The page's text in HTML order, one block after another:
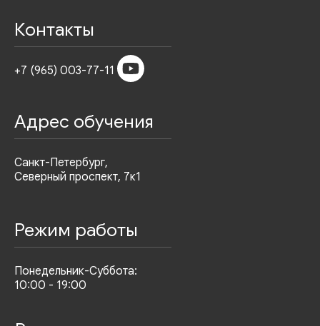
Контакты
+7 (965) 003-77-11
Адрес обучения
Санкт-Петербург,
Северный проспект, 7к1
Режим работы
Понедельник-Суббота:
10:00 - 19:00